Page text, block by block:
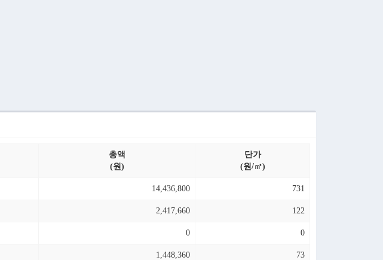
총액
(원)
단가
(원/㎡)
14,436,800 731
2,417,660 122
0 0
1,448,360 73